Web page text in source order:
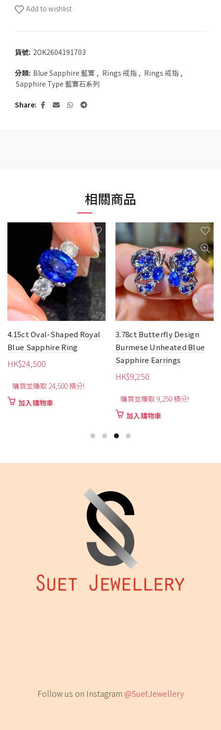
Add to wishlist
貨號: 2OK2604191703
分類: Blue Sapphire 藍寶 , Rings 戒指 , Rings 戒指 ,
Sapphire Type 藍寶石系列
Share
相關商品
4.15ct Oval-Shaped Royal
Blue Sapphire Ring
HK$24,500
購買並賺取 24,500 積分!
加入購物車
3.78ct Butterfly Design
Burmese Unheated Blue
Sapphire Earrings
HK$9,250
購買並賺取 9,250 積分!
加入購物車
Follow us on Instagram @SuetJewellery